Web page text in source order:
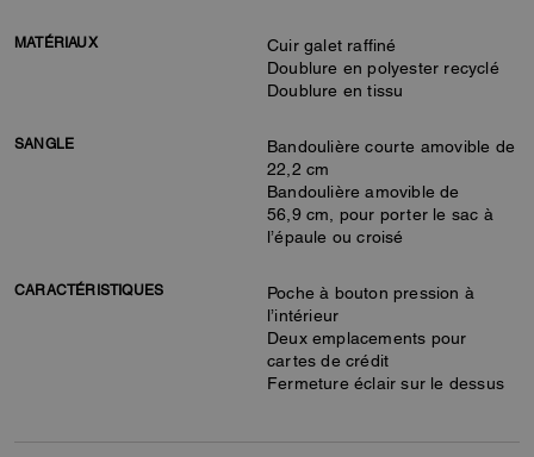
MATÉRIAUX
Cuir galet raffiné
Doublure en polyester recyclé
Doublure en tissu
SANGLE
Bandoulière courte amovible de
22,2 cm
Bandoulière amovible de
56,9 cm, pour porter le sac à
l’épaule ou croisé
CARACTÉRISTIQUES
Poche à bouton pression à
l’intérieur
Deux emplacements pour
cartes de crédit
Fermeture éclair sur le dessus